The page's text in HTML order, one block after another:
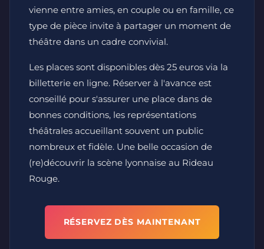
vienne entre amies, en couple ou en famille, ce
type de pièce invite à partager un moment de
théâtre dans un cadre convivial.
Les places sont disponibles dès 25 euros via la
billetterie en ligne. Réserver à l'avance est
conseillé pour s'assurer une place dans de
bonnes conditions, les représentations
théâtrales accueillant souvent un public
nombreux et fidèle. Une belle occasion de
(re)découvrir la scène lyonnaise au Rideau
Rouge.
RÉSERVEZ DÈS MAINTENANT